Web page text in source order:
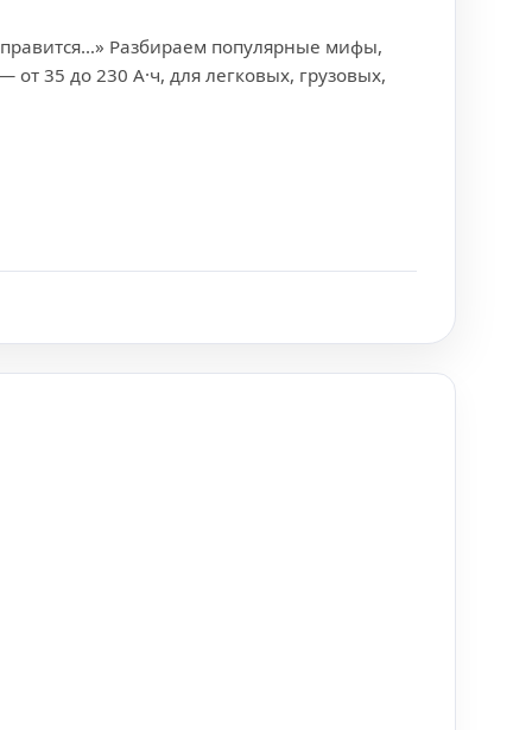
Разбираем популярные мифы,
35 до 230 А·ч, для легковых, грузовых,